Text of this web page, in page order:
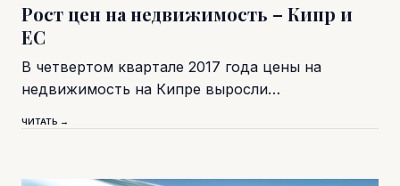
Рост цен на недвижимость – Кипр и
ЕС
В четвертом квартале 2017 года цены на
недвижимость на Кипре выросли…
ЧИТАТЬ →